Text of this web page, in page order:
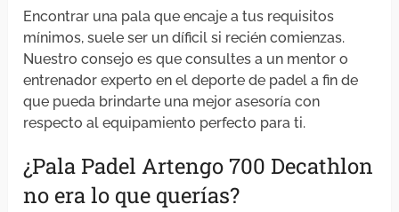
Encontrar una pala que encaje a tus requisitos
mínimos, suele ser un díficil si recién comienzas.
Nuestro consejo es que consultes a un mentor o
entrenador experto en el deporte de padel a fin de
que pueda brindarte una mejor asesoría con
respecto al equipamiento perfecto para ti.
¿Pala Padel Artengo 700 Decathlon
no era lo que querías?